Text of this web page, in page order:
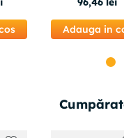
Adauga in